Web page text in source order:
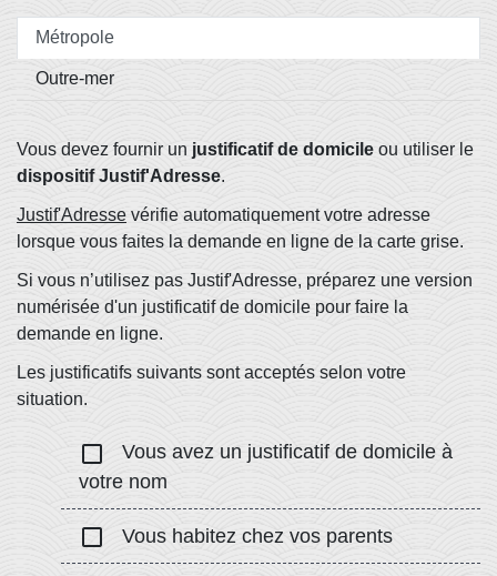
Métropole
Outre-mer
Vous devez fournir un justificatif de domicile ou utiliser le
dispositif Justif'Adresse.
Justif'Adresse vérifie automatiquement votre adresse
lorsque vous faites la demande en ligne de la carte grise.
Si vous n’utilisez pas Justif'Adresse, préparez une version
numérisée d'un justificatif de domicile pour faire la
demande en ligne.
Les justificatifs suivants sont acceptés selon votre
situation.
check_box_outline_blank
Vous avez un justificatif de domicile à
votre nom
check_box_outline_blank Vous habitez chez vos parents